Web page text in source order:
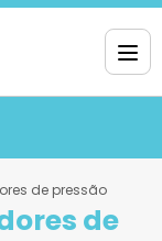
de pressão
de